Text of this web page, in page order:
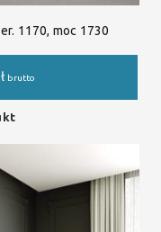
1170, moc 1730
brutto